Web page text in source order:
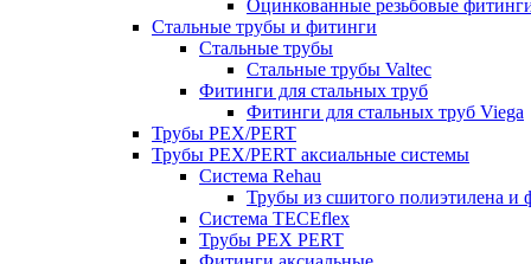
Оцинкованные резьбовые
Стальные трубы и фитинги
Стальные трубы
Стальные трубы Valtec
Фитинги для стальных труб
Фитинги для стальных труб Viega
Трубы PEX/PERT
Трубы PEX/PERT аксиальные системы
Система Rehau
Трубы из сшитого полиэтилена и
Система TECEflex
Трубы PEX PERT